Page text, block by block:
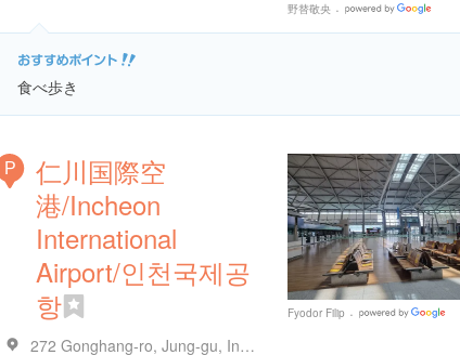
野替敬央
Places
食べ歩き
P
仁川国際空
港/Incheon
International
Airport/인천국제공
항
272 Gonghang-ro, Jung-gu, Incheon, 大韓民国
Fyodor Filip